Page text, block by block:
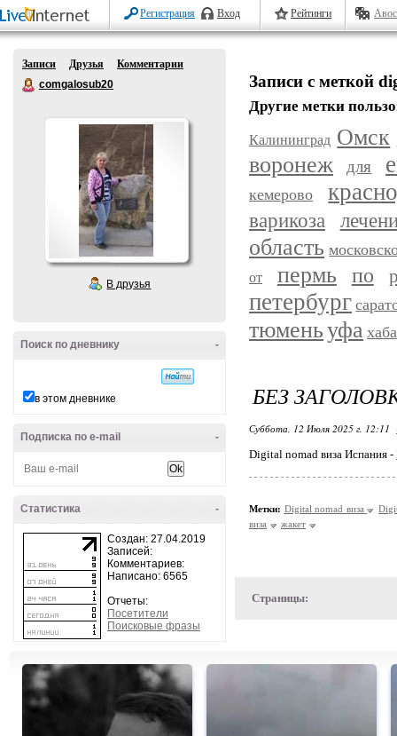
Регистрация Вход Рейтинги
Записи Друзья
Комментарии
comgalosub20
В друзья
-
Поиск по дневнику
в этом дневнике
-
Подписка по e-mail
-
Статистика
Создан: 27.04.2019
Записей:
Комментариев:
Написано: 6565
Отчеты:
Посетители
Поисковые фразы
Записи с меткой
Другие метки
Калининград Омск
воронеж для
кемерово
варикоза
область
от пермь по
петербург
тюменьуфа
БЕЗ
Суббота, 12 Июля 2025 г. 12:11
Digital nomad виза Испания -
Метки: Digital nomad виза
виза
жакет
Страницы: